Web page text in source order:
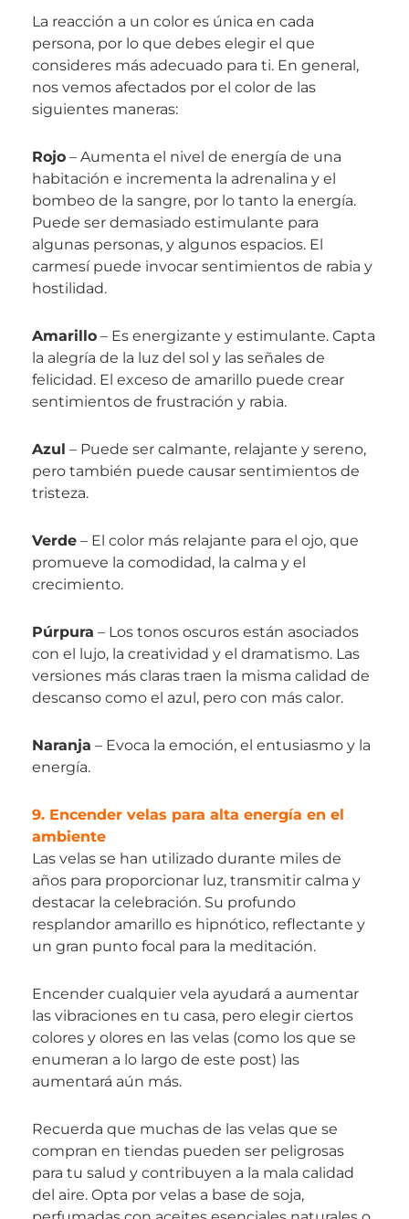
La reacción a un color es única en cada
persona, por lo que debes elegir el que
consideres más adecuado para ti. En general,
nos vemos afectados por el color de las
siguientes maneras:
Rojo – Aumenta el nivel de energía de una
habitación e incrementa la adrenalina y el
bombeo de la sangre, por lo tanto la energía.
Puede ser demasiado estimulante para
algunas personas, y algunos espacios. El
carmesí puede invocar sentimientos de rabia y
hostilidad.
Amarillo – Es energizante y estimulante. Capta
la alegría de la luz del sol y las señales de
felicidad. El exceso de amarillo puede crear
sentimientos de frustración y rabia.
Azul – Puede ser calmante, relajante y sereno,
pero también puede causar sentimientos de
tristeza.
Verde – El color más relajante para el ojo, que
promueve la comodidad, la calma y el
crecimiento.
Púrpura – Los tonos oscuros están asociados
con el lujo, la creatividad y el dramatismo. Las
versiones más claras traen la misma calidad de
descanso como el azul, pero con más calor.
Naranja – Evoca la emoción, el entusiasmo y la
energía.
9. Encender velas para alta energía en el
ambiente
Las velas se han utilizado durante miles de
años para proporcionar luz, transmitir calma y
destacar la celebración. Su profundo
resplandor amarillo es hipnótico, reflectante y
un gran punto focal para la meditación.
Encender cualquier vela ayudará a aumentar
las vibraciones en tu casa, pero elegir ciertos
colores y olores en las velas (como los que se
enumeran a lo largo de este post) las
aumentará aún más.
Recuerda que muchas de las velas que se
compran en tiendas pueden ser peligrosas
para tu salud y contribuyen a la mala calidad
del aire. Opta por velas a base de soja,